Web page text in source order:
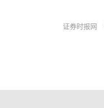
证券时报网